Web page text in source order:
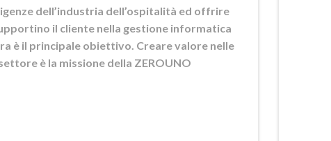
dell’industria dell’ospitalità ed offrire
il cliente nella gestione informatica
è il principale obiettivo. Creare valore nelle
è la missione della ZEROUNO